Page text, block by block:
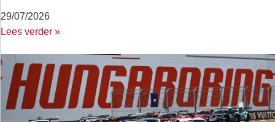
29/07/2026
Lees verder »